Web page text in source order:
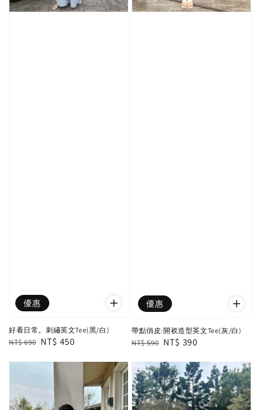
優惠
好看日常。刺繡英文Tee(黑/白)
Regular
NT$ 690 Sale
NT$ 450
優惠
帶點俏皮:開衩造型英文Tee(灰/白)
Regular
NT$ 590 Sale
NT$ 390